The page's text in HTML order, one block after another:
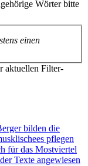
Wörter bitte
einen
aktuellen Filter-
bilden die
pflegen
für das Mostviertel
Texte angewiesen